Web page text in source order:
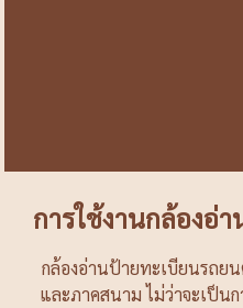
การใช้งานกล้องอ่
กล้องอ่านป้ายทะเบียนรถย
และภาคสนาม ไม่ว่าจะเป็นก